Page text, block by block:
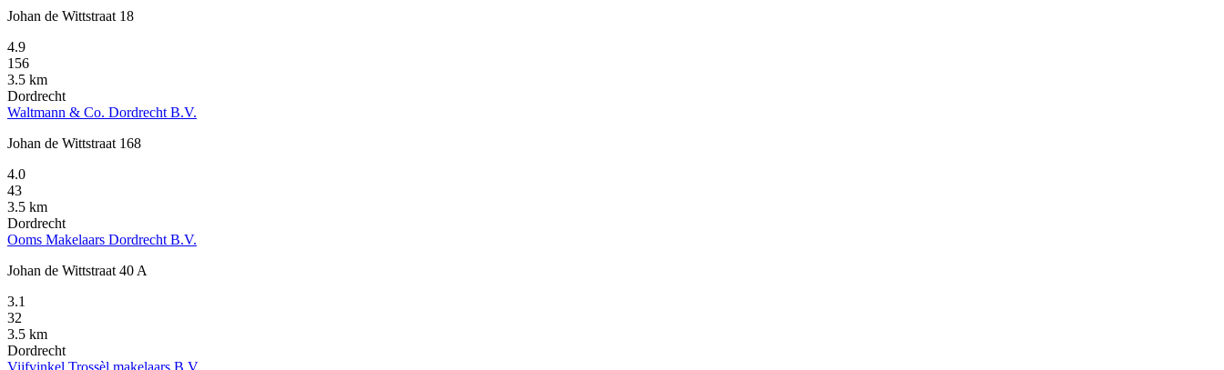
Johan de Wittstraat 18
4.9
156
3.5 km
Dordrecht
Waltmann & Co. Dordrecht B.V.
Johan de Wittstraat 168
4.0
43
3.5 km
Dordrecht
Ooms Makelaars Dordrecht B.V.
Johan de Wittstraat 40 A
3.1
32
3.5 km
Dordrecht
Vijfvinkel Trossèl makelaars B.V.